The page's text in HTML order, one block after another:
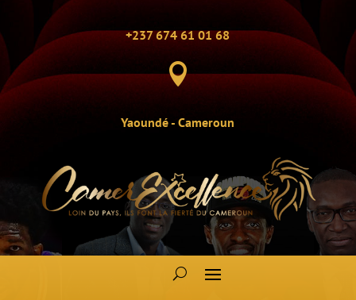
+237 674 61 01 68

Yaoundé - Cameroun